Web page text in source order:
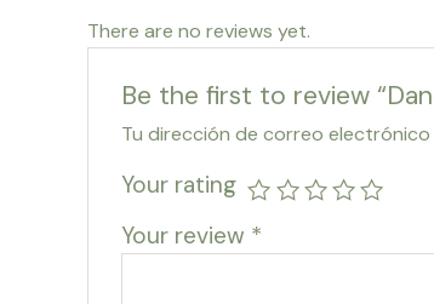
There are no reviews yet.
Be the first to review
Tu dirección de correo
Your rating
Your review *